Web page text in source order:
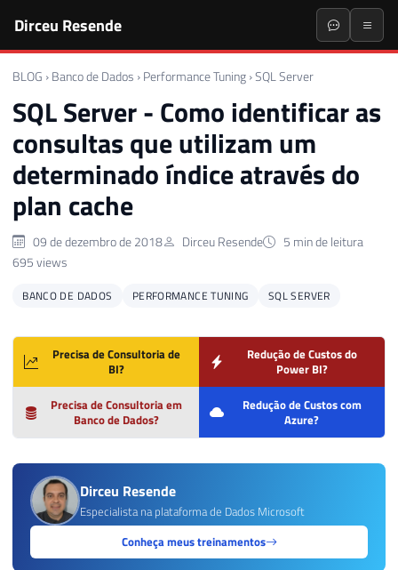
Dirceu Resende
BLOG › Banco de Dados › Performance Tuning ›SQL Server
SQL Server - Como identificar as
consultas que utilizam um
determinado índice através do
plan cache
09 de dezembro de 2018 Dirceu Resende
5 min de leitura
695 views
BANCO DE DADOS PERFORMANCE TUNING SQL SERVER
Precisa de Consultoria de
BI?
Redução de Custos do
Power BI?
Precisa de Consultoria em
Banco de Dados?
Redução de Custos com
Azure?
Dirceu Resende
Especialista na plataforma de Dados Microsoft
Conheça meus treinamentos